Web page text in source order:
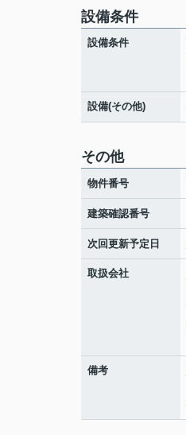
設備条件
設備条件
設備(その他)
その他
物件番号
建築確認番号
次回更新予定日
取扱会社
備考